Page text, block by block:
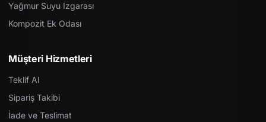
Yağmur Suyu Izgarası
Kompozit Ek Odası
Müşteri Hizmetleri
Teklif Al
Sipariş Takibi
İade ve Teslimat